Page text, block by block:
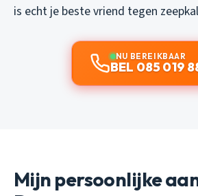
is echt je beste vriend tegen
NU BEREIKBAAR
BEL 085 019
Mijn persoonlijke